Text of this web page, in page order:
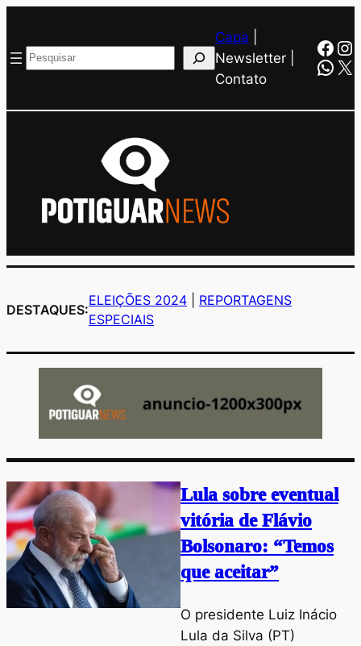
Pesquisar
Capa
Newsletter |
Contato
X
DESTAQUES:
ELEIÇÕES 2024
REPORTAGENS
ESPECIAIS
Lula sobre eventual
vitória de Flávio
Bolsonaro: “Temos
que aceitar”
O presidente Luiz Inácio
Lula da Silva (PT)